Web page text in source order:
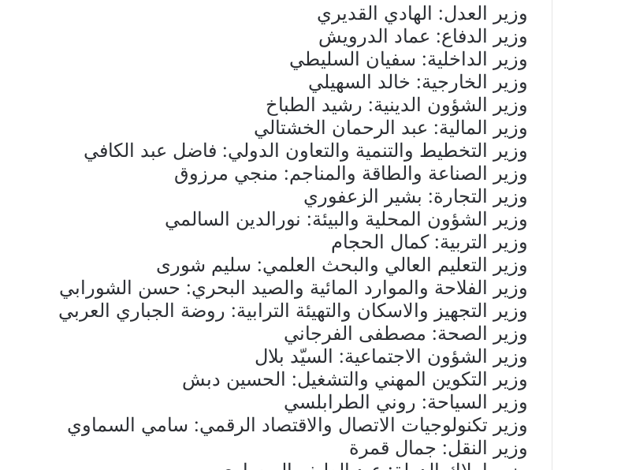
وزير العدل: الهادي القديري
وزير الدفاع: عماد الدرويش
وزير الداخلية: سفيان السليطي
وزير الخارجية: خالد السهيلي
وزير الشؤون الدينية: رشيد الطباخ
وزير المالية: عبد الرحمان الخشتالي
وزير التخطيط والتنمية والتعاون الدولي: فاضل عبد الكافي
وزير الصناعة والطاقة والمناجم: منجي مرزوق
وزير التجارة: بشير الزعفوري
وزير الشؤون المحلية والبيئة: نورالدين السالمي
وزير التربية: كمال الحجام
وزير التعليم العالي والبحث العلمي: سليم شورى
وزير الفلاحة والموارد المائية والصيد البحري: حسن الشورابي
وزير التجهيز والاسكان والتهيئة الترابية: روضة الجباري العربي
وزير الصحة: مصطفى الفرجاني
وزير الشؤون الاجتماعية: السيّد بلال
وزير التكوين المهني والتشغيل: الحسين دبش
وزير السياحة: روني الطرابلسي
وزير تكنولوجيات الاتصال والاقتصاد الرقمي: سامي السماوي
وزير النقل: جمال قمرة